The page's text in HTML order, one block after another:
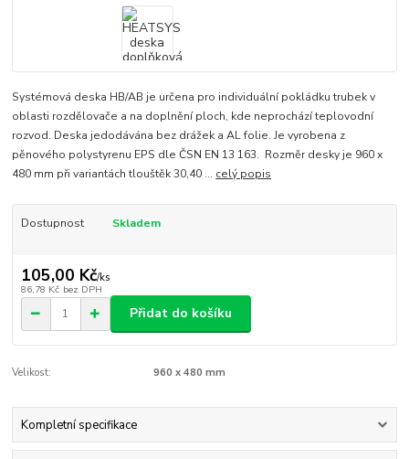
Systémová deska HB/AB je určena pro individuální pokládku trubek v
oblasti rozdělovače a na doplnění ploch, kde neprochází teplovodní
rozvod. Deska jedodávána bez drážek a AL folie. Je vyrobena z
pěnového polystyrenu EPS dle ČSN EN 13 163. Rozměr desky je 960 x
480 mm při variantách tlouštěk 30,40 ... celý popis
Dostupnost Skladem
105,00 Kč/ks
86,78 Kč bez DPH
Přidat do košíku
Velikost: 960 x 480 mm
Kompletní specifikace